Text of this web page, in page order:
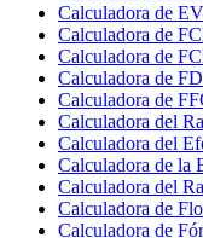
Calculadora de
Calculadora de
Calculadora de
Calculadora de
Calculadora de
Calculadora del
Calculadora del
Calculadora de la
Calculadora del
Calculadora de
Calculadora de